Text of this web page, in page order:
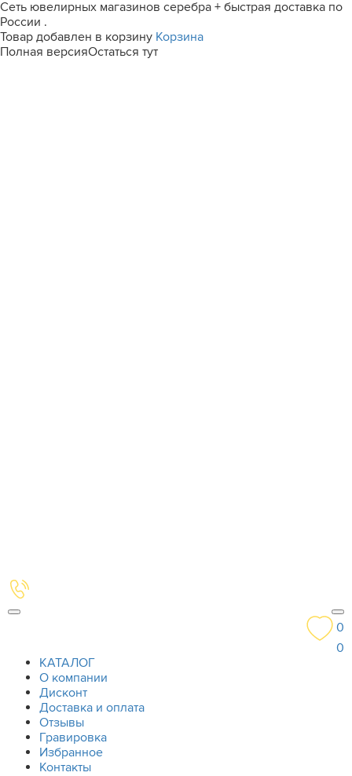
Сеть ювелирных магазинов серебра + быстрая доставка по
России .
Товар добавлен в корзину Корзина
Полная версияОстаться тут
0
0
КАТАЛОГ
О компании
Дисконт
Доставка и оплата
Отзывы
Гравировка
Избранное
Контакты